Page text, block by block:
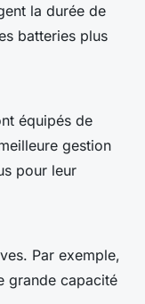
la durée de
batteries plus
équipés de
gestion
pour leur
Par exemple,
grande capacité